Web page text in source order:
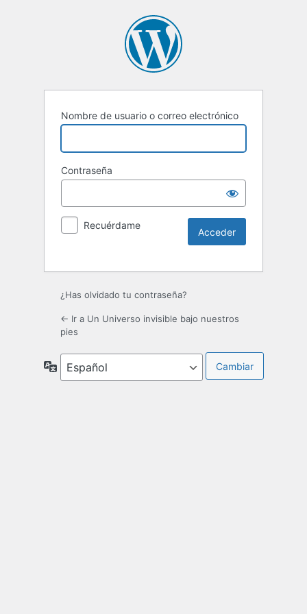
Nombre de usuario o correo electrónico
Contraseña
Recuérdame
¿Has olvidado tu contraseña?
← Ir a Un Universo invisible bajo nuestros
pies
Idioma